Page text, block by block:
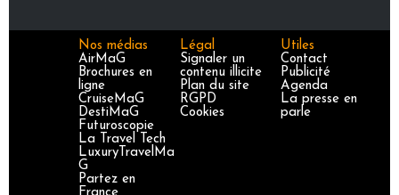
Nos médias
AirMaG
Brochures en
ligne
CruiseMaG
DestiMaG
Futuroscopie
La Travel Tech
LuxuryTravelMa
G
Partez en
Légal
Signaler un
contenu illicite
Plan du site
RGPD
Cookies
Utiles
Contact
Publicité
Agenda
La presse en
parle